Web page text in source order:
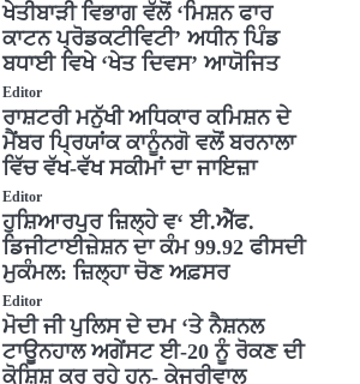
ਖੇਤੀਬਾੜੀ ਵਿਭਾਗ ਵੱਲੋਂ ‘ਮਿਸ਼ਨ ਫਾਰ
ਕਾਟਨ ਪ੍ਰੋਡਕਟੀਵਿਟੀ’ ਅਧੀਨ ਪਿੰਡ
ਬਧਾਈ ਵਿਖੇ ‘ਖੇਤ ਦਿਵਸ’ ਆਯੋਜਿਤ
Editor
ਰਾਸ਼ਟਰੀ ਮਨੁੱਖੀ ਅਧਿਕਾਰ ਕਮਿਸ਼ਨ ਦੇ
ਮੈਂਬਰ ਪ੍ਰਿਯਾਂਕ ਕਾਨੂੰਨਗੋ ਵਲੋਂ ਬਰਨਾਲਾ
ਵਿੱਚ ਵੱਖ-ਵੱਖ ਸਕੀਮਾਂ ਦਾ ਜਾਇਜ਼ਾ
Editor
ਹੁਸ਼ਿਆਰਪੁਰ ਜ਼ਿਲ੍ਹੇ ਵ‘ ਈ.ਐੱਫ.
ਡਿਜੀਟਾਈਜ਼ੇਸ਼ਨ ਦਾ ਕੰਮ 99.92 ਫੀਸਦੀ
ਮੁਕੰਮਲ: ਜ਼ਿਲ੍ਹਾ ਚੋਣ ਅਫ਼ਸਰ
Editor
ਮੋਦੀ ਜੀ ਪੁਲਿਸ ਦੇ ਦਮ ‘ਤੇ ਨੈਸ਼ਨਲ
ਟਾਊਨਹਾਲ ਅਗੇਂਸਟ ਈ-20 ਨੂੰ ਰੋਕਣ ਦੀ
ਕੋਸ਼ਿਸ਼ ਕਰ ਰਹੇ ਹਨ- ਕੇਜਰੀਵਾਲ